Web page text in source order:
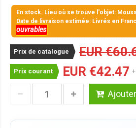
En stock. Lieu où se trouve l'objet:
Date de livraison estimée: Livrés en
ouvrables
Prix de catalogue EUR
Prix courant EUR €42.47